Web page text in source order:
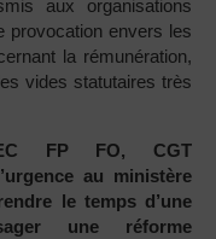
aux organisations
provocation envers les
la rémunération,
vides statutaires très
FP FO, CGT
au ministère
le temps d’une
une réforme